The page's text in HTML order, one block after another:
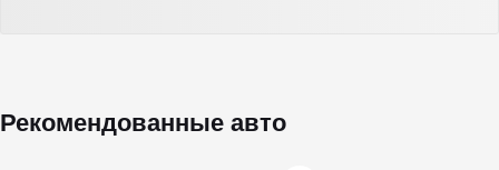
Рекомендованные авто